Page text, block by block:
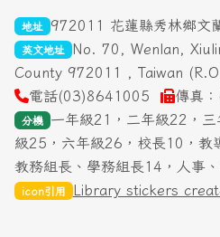
地址 972011 花蓮縣秀林鄉文
英文地址
No. 70, Wenlan,
County 972011 , Taiwan
電話(03)8641005
傳真
分機
一年級21，二年級22，
級25，六年級26，校長10，教
教務組長、學務組長14，人事
icon引用 Library stickers